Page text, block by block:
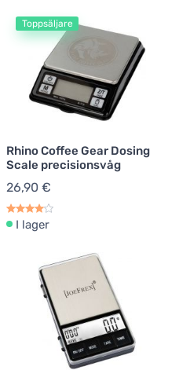
Toppsäljare
Rhino Coffee Gear Dosing
Scale precisionsvåg
26,90 €
I lager